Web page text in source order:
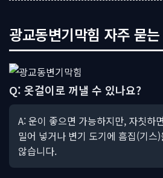
광교동변기막힘 자주 묻
Q: 옷걸이로 꺼낼 수 있나요?
A: 운이 좋으면 가능하지만, 자칫하
밀어 넣거나 변기 도기에 흠집(기스
않습니다.